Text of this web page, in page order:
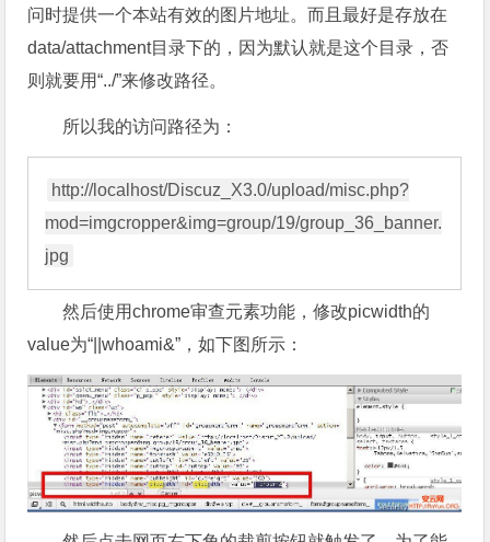
问时提供一个本站有效的图片地址。而且最好是存放在
data/attachment目录下的，因为默认就是这个目录，否
则就要用“../”来修改路径。
所以我的访问路径为：
http://localhost/Discuz_X3.0/upload/misc.php?
mod=imgcropper&img=group/19/group_36_banner.
然后使用chrome审查元素功能，修改picwidth的
value为“||whoami&”，如下图所示：